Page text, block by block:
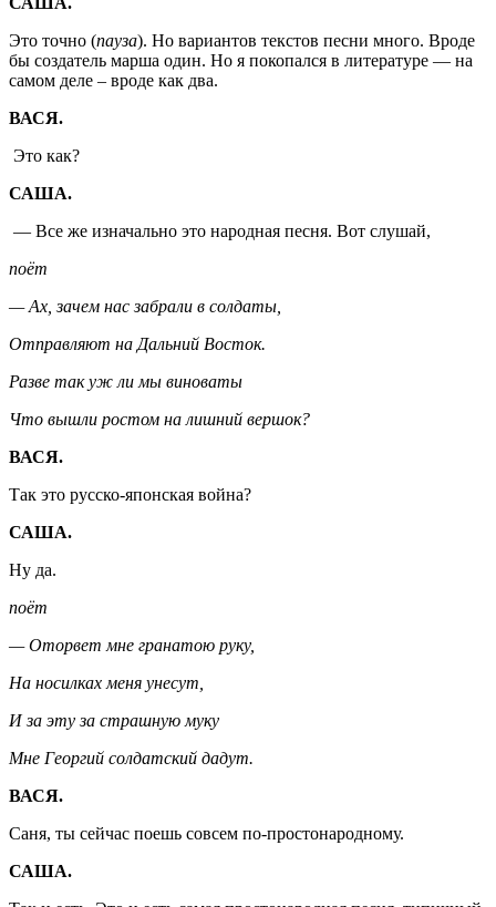
Это точно (пауза). Но вариантов текстов песни много. Вроде
бы создатель марша один. Но я покопался в литературе — на
самом деле – вроде как два.
ВАСЯ.
Это как?
САША.
— Все же изначально это народная песня. Вот слушай,
поёт
— Ах, зачем нас забрали в солдаты,
Отправляют на Дальний Восток.
Разве так уж ли мы виноваты
Что вышли ростом на лишний вершок?
ВАСЯ.
Так это русско-японская война?
САША.
Ну да.
поёт
— Оторвет мне гранатою руку,
На носилках меня унесут,
И за эту за страшную муку
Мне Георгий солдатский дадут.
ВАСЯ.
Саня, ты сейчас поешь совсем по-простонародному.
САША.